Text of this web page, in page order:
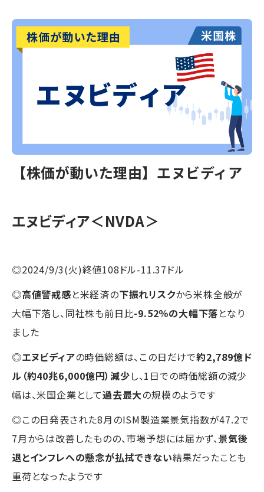
【株価が動いた理由】エヌビディア
エヌビディア＜NVDA＞
◎2024/9/3(火)終値108ドル-11.37ドル
◎高値警戒感と米経済の下振れリスクから米株全般が
大幅下落し、同社株も前日比-9.52％の大幅下落となり
ました
◎エヌビディアの時価総額は、この日だけで約2,789億ド
ル（約40兆6,000億円）減少し、1日での時価総額の減少
幅は、米国企業として過去最大の規模のようです
◎この日発表された8月のISM製造業景気指数が47.2で
7月からは改善したものの、市場予想には届かず、景気後
退とインフレへの懸念が払拭できない結果だったことも
重荷となったようです